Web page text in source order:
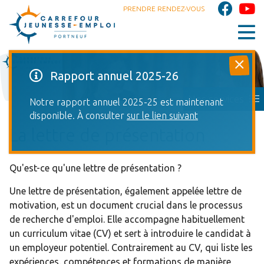
Rapport annuel 2025-26
Notre rapport annuel 2025-25 est maintenant
disponible. À consulter sur le lien suivant
PRENDRE RENDEZ-VOUS
Nos services
Qu'est-ce qu'une lettre de présentation ?
Une lettre de présentation, également appelée lettre de
motivation, est un document crucial dans le processus
de recherche d'emploi. Elle accompagne habituellement
un curriculum vitae (CV) et sert à introduire le candidat à
un employeur potentiel. Contrairement au CV, qui liste les
expériences, compétences et formations de manière